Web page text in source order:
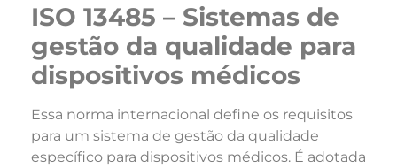
ISO 13485 – Sistemas de
gestão da qualidade para
dispositivos médicos
Essa norma internacional define os requisitos
para um sistema de gestão da qualidade
específico para dispositivos médicos. É adotada